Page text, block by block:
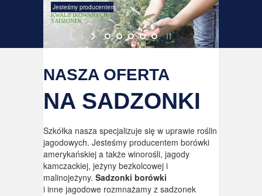
Jesteśmy producentem
KWALIFIKOWANYCH
SADZONEK
NASZA OFERTA
NA SADZONKI
Szkółka nasza specjalizuje się w uprawie roślin
jagodowych. Jesteśmy producentem borówki
amerykańskiej a także winorośli, jagody
kamczackiej, jeżyny bezkolcowej i
malinojeżyny. Sadzonki borówki
i inne jagodowe rozmnażamy z sadzonek